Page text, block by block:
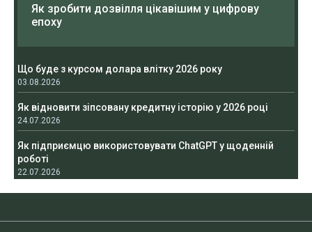
Як зробити дозвілля цікавішим у цифрову
епоху
Що буде з курсом долара влітку 2026 року
03.08.2026
Як відновити зіпсовану кредитну історію у 2026 році
24.07.2026
Як підприємцю використовувати ChatGPT у щоденній
роботі
22.07.2026